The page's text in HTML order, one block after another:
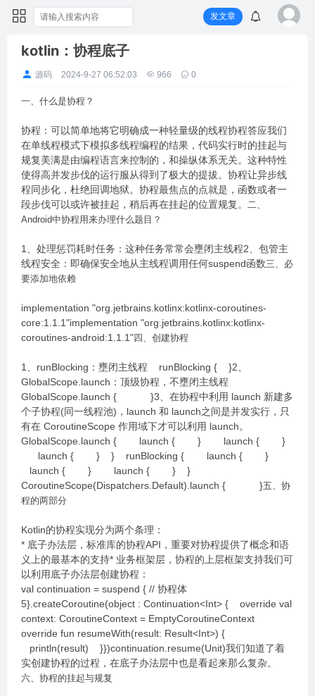
发文章
kotlin：协程底子
源码 2024-9-27 06:52:03 966 0
一、什么是协程？
协程：可以简单地将它明确成一种轻量级的线程协程答应我们
在单线程模式下模拟多线程编程的结果，代码实行时的挂起与
规复美满是由编程语言来控制的，和操纵体系无关。这种特性
使得高并发步伐的运行服从得到了极大的提拔。协程让异步线
程同步化，杜绝回调地狱。协程最焦点的点就是，函数或者一
段步伐可以或许被挂起，稍后再在挂起的位置规复。 二、
Android中协程用来办理什么题目？
1、处理惩罚耗时任务：这种任务常常会壅闭主线程2、包管主
线程安全：即确保安全地从主线程调用任何suspend函数三、必
要添加地依赖
implementation "org.jetbrains.kotlinx:kotlinx-coroutines-
core:1.1.1"implementation "org.jetbrains.kotlinx:kotlinx-
coroutines-android:1.1.1"四、创建协程
1、runBlocking：壅闭主线程 runBlocking { }2、
GlobalScope.launch：顶级协程，不壅闭主线程
GlobalScope.launch { }3、在协程中利用 launch 新建多
个子协程(同一线程池)，launch 和 launch之间是并发实行，只
有在 CoroutineScope 作用域下才可以利用 launch。
GlobalScope.launch { launch { } launch { }
launch { } } runBlocking { launch { }
launch { } launch { } }
CoroutineScope(Dispatchers.Default).launch { }五、协
程的两部分
Kotlin的协程实现分为两个条理：
* 底子办法层，标准库的协程API，重要对协程提供了概念和语
义上的最基本的支持* 业务框架层，协程的上层框架支持我们可
以利用底子办法层创建协程：
val continuation = suspend { // 协程体
5}.createCoroutine(object : Continuation<Int> { override val
context: CoroutineContext = EmptyCoroutineContext
override fun resumeWith(result: Result<Int>) {
println(result) }})continuation.resume(Unit)我们知道了着
实创建协程的过程，在底子办法层中也是看起来那么复杂。
六、协程的挂起与规复